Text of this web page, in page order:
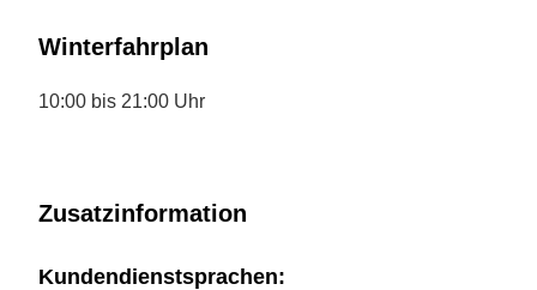
Winterfahrplan
10:00 bis 21:00 Uhr
Zusatzinformation
Kundendienstsprachen: